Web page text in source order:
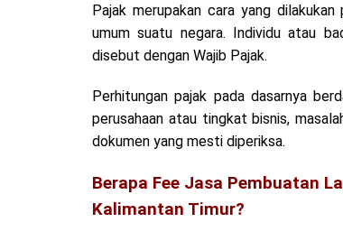
Pajak merupakan cara yang
umum suatu negara. Individu atau
disebut dengan Wajib Pajak.
Perhitungan pajak pada dasarnya
perusahaan atau tingkat bisnis,
dokumen yang mesti diperiksa.
Berapa Fee Jasa Pembuatan
Kalimantan Timur?